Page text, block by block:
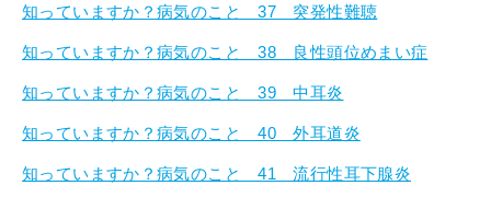
知っていますか？病気のこと 37 突発性難聴
知っていますか？病気のこと 38 良性頭位めまい症
知っていますか？病気のこと 39 中耳炎
知っていますか？病気のこと 40 外耳道炎
知っていますか？病気のこと 41 流行性耳下腺炎